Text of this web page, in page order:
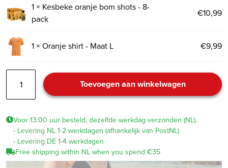
1 × Kesbeke oranje bom shots - 8-
pack
€10,99
1 × Oranje shirt - Maat L €9,99
Combideal
Oranje
shirt
Maat
+
Oranje
Toevoegen aan winkelwagen
Voor 13:00 uur besteld, dezelfde werkdag verzonden (NL).
- Levering NL 1-2 werkdagen (afhankelijk van PostNL)
- Levering DE 1-4 werkdagen
Free shipping within NL when you spend €35